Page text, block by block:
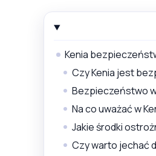
Kenia
Czy Kenia jest
Bezpieczeństwo
Na co uważać w
Jakie środki
Czy warto jechać